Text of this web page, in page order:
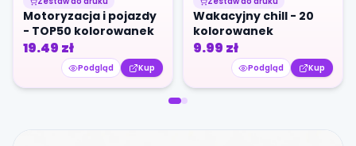
Motoryzacja i pojazdy
- TOP50 kolorowanek
19.49 zł
Podgląd Kup
Wakacyjny chill - 20
kolorowanek
9.99 zł
Podgląd Kup